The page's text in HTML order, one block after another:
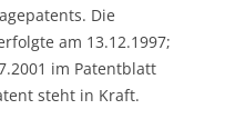
Die
am 13.12.1997;
im Patentblatt
steht in Kraft.